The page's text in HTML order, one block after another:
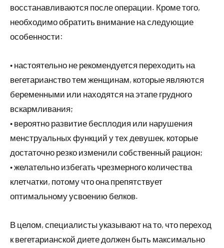
восстанавливаются после операции. Кроме того,
необходимо обратить внимание на следующие
особенности:
• настоятельно не рекомендуется переходить на
вегетарианство тем женщинам, которые являются
беременными или находятся на этапе грудного
вскармливания;
• вероятно развитие бесплодия или нарушения
менструальных функций у тех девушек, которые
достаточно резко изменили собственный рацион;
• желательно избегать чрезмерного количества
клетчатки, потому что она препятствует
оптимальному усвоению белков.
В целом, специалисты указывают на то, что переход
к вегетарианской диете должен быть максимально